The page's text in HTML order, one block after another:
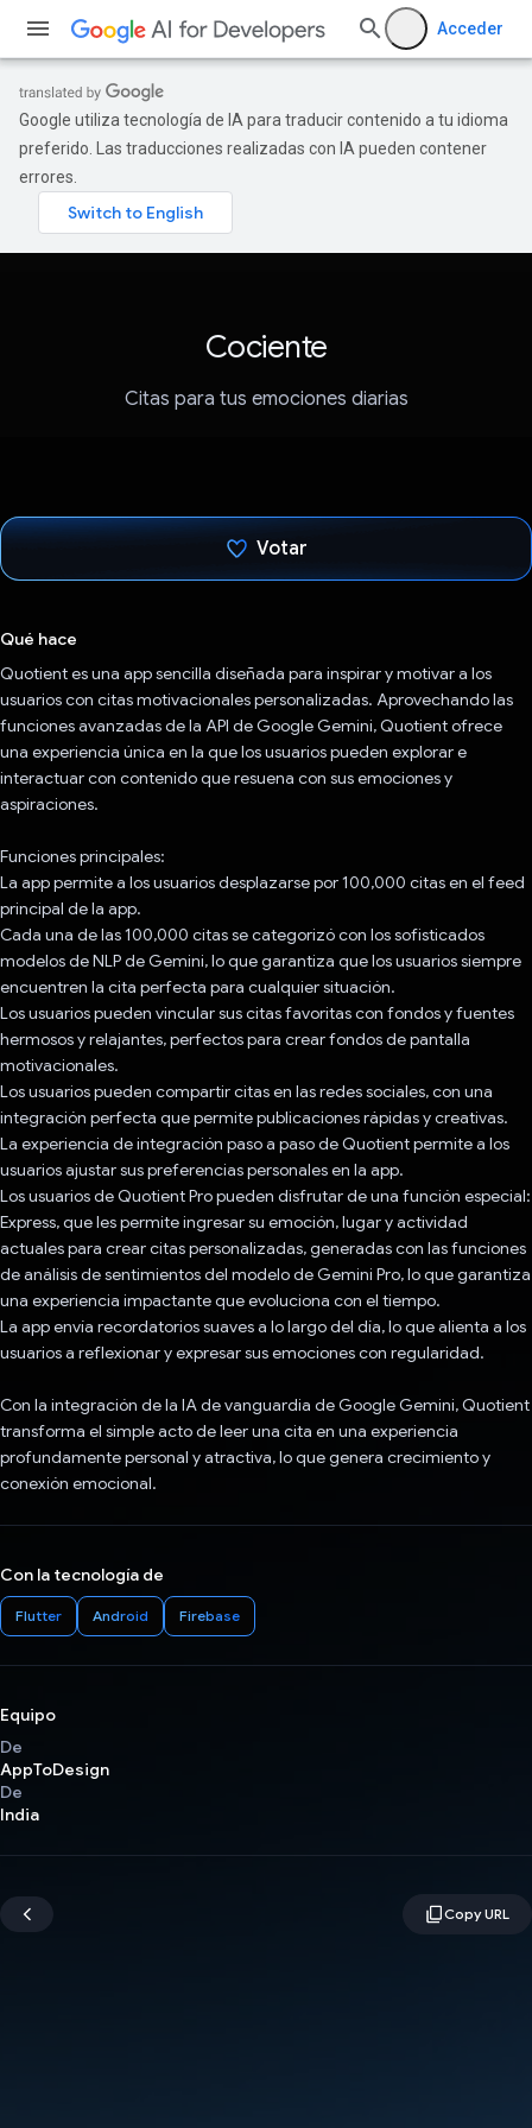
Acceder
Google utiliza tecnología de IA para traducir contenido a tu idioma
preferido. Las traducciones realizadas con IA pueden contener
errores.
Cociente
Citas para tus emociones diarias
Votar
Qué hace
Quotient es una app sencilla diseñada para inspirar y motivar a los
usuarios con citas motivacionales personalizadas. Aprovechando las
funciones avanzadas de la API de Google Gemini, Quotient ofrece
una experiencia única en la que los usuarios pueden explorar e
interactuar con contenido que resuena con sus emociones y
aspiraciones.
Funciones principales:
La app permite a los usuarios desplazarse por 100,000 citas en el feed
principal de la app.
Cada una de las 100,000 citas se categorizó con los sofisticados
modelos de NLP de Gemini, lo que garantiza que los usuarios siempre
encuentren la cita perfecta para cualquier situación.
Los usuarios pueden vincular sus citas favoritas con fondos y fuentes
hermosos y relajantes, perfectos para crear fondos de pantalla
motivacionales.
Los usuarios pueden compartir citas en las redes sociales, con una
integración perfecta que permite publicaciones rápidas y creativas.
La experiencia de integración paso a paso de Quotient permite a los
usuarios ajustar sus preferencias personales en la app.
Los usuarios de Quotient Pro pueden disfrutar de una función especial:
Express, que les permite ingresar su emoción, lugar y actividad
actuales para crear citas personalizadas, generadas con las funciones
de análisis de sentimientos del modelo de Gemini Pro, lo que garantiza
una experiencia impactante que evoluciona con el tiempo.
La app envía recordatorios suaves a lo largo del día, lo que alienta a los
usuarios a reflexionar y expresar sus emociones con regularidad.
Con la integración de la IA de vanguardia de Google Gemini, Quotient
transforma el simple acto de leer una cita en una experiencia
profundamente personal y atractiva, lo que genera crecimiento y
conexión emocional.
Con la tecnología de
Flutter Android Firebase
Equipo
De
AppToDesign
De
India